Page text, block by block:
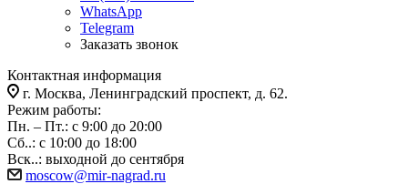
WhatsApp
Telegram
Заказать звонок
Контактная информация
г. Москва, Ленинградский проспект, д. 62.
Режим работы:
Пн. – Пт.: с 9:00 до 20:00
Сб..: с 10:00 до 18:00
Вск..: выходной до сентября
moscow@mir-nagrad.ru